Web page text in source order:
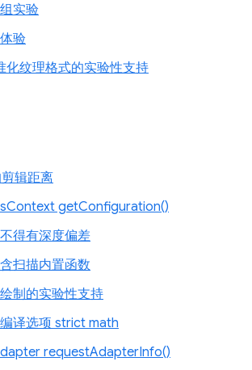
实验
验
化纹理格式的实验性支持
辑距离
getConfiguration()
得有深度偏差
扫描内置函数
制的实验性支持
译选项 strict math
requestAdapterInfo()